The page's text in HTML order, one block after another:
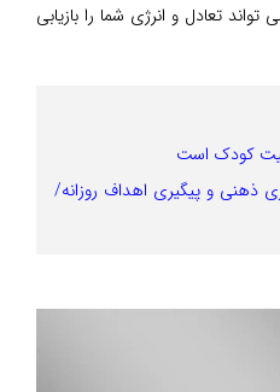
تعادل و انرژی شما را بازیابی
کودک است
ذهنی و پیگیری اهداف روزانه/